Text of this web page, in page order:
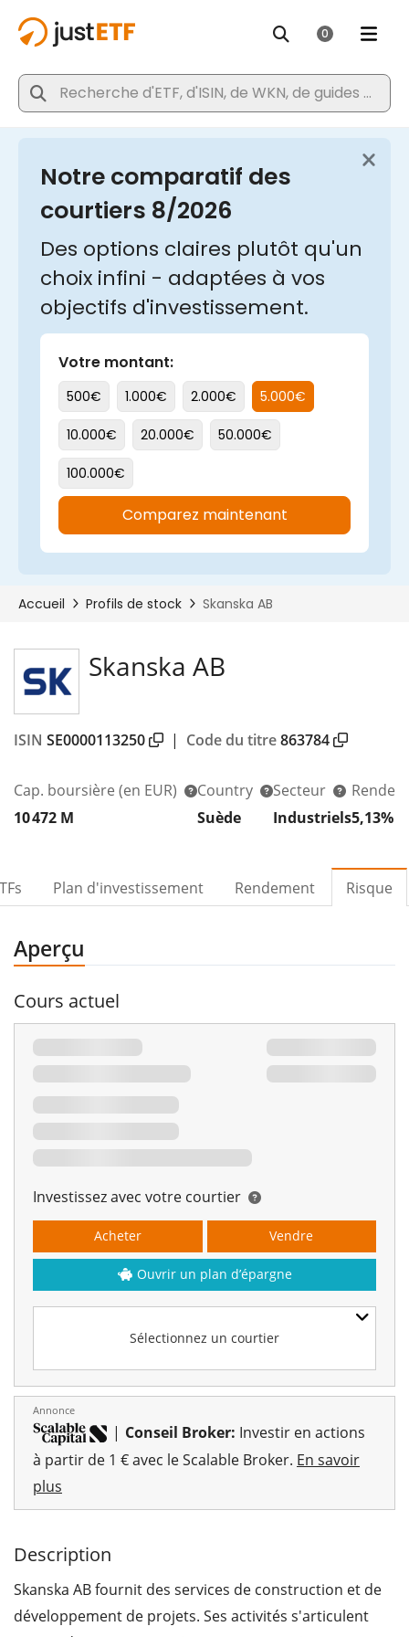
Skanska AB
ISIN SE0000113250 | Code du titre863784
Cap. boursière (en EUR)
10 472 M
Country
Suède
Secteur
Industriels5,13%
Plan d'investissement Rendement Risque
Aperçu
Cours actuel
Investissez avec votre courtier
Sélectionnez un courtier
Acheter Vendre
Ouvrir un plan d’épargne
Annonce
| Conseil Broker: Investir en actions
à partir de 1 € avec le Scalable Broker. En savoir
plus
Description
Skanska AB fournit des services de construction et de
développement de projets. Ses activités s'articulent